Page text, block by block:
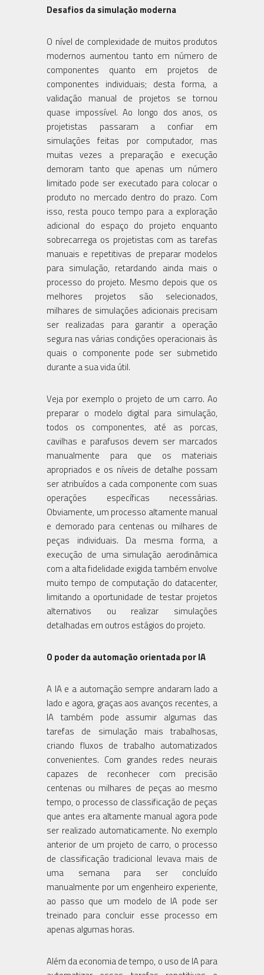
Desafios da simulação moderna
O nível de complexidade de muitos produtos
modernos aumentou tanto em número de
componentes quanto em projetos de
componentes individuais; desta forma, a
validação manual de projetos se tornou
quase impossível. Ao longo dos anos, os
projetistas passaram a confiar em
simulações feitas por computador, mas
muitas vezes a preparação e execução
demoram tanto que apenas um número
limitado pode ser executado para colocar o
produto no mercado dentro do prazo. Com
isso, resta pouco tempo para a exploração
adicional do espaço do projeto enquanto
sobrecarrega os projetistas com as tarefas
manuais e repetitivas de preparar modelos
para simulação, retardando ainda mais o
processo do projeto. Mesmo depois que os
melhores projetos são selecionados,
milhares de simulações adicionais precisam
ser realizadas para garantir a operação
segura nas várias condições operacionais às
quais o componente pode ser submetido
durante a sua vida útil.
Veja por exemplo o projeto de um carro. Ao
preparar o modelo digital para simulação,
todos os componentes, até as porcas,
cavilhas e parafusos devem ser marcados
manualmente para que os materiais
apropriados e os níveis de detalhe possam
ser atribuídos a cada componente com suas
operações específicas necessárias.
Obviamente, um processo altamente manual
e demorado para centenas ou milhares de
peças individuais. Da mesma forma, a
execução de uma simulação aerodinâmica
com a alta fidelidade exigida também envolve
muito tempo de computação do datacenter,
limitando a oportunidade de testar projetos
alternativos ou realizar simulações
detalhadas em outros estágios do projeto.
O poder da automação orientada por IA
A IA e a automação sempre andaram lado a
lado e agora, graças aos avanços recentes, a
IA também pode assumir algumas das
tarefas de simulação mais trabalhosas,
criando fluxos de trabalho automatizados
convenientes. Com grandes redes neurais
capazes de reconhecer com precisão
centenas ou milhares de peças ao mesmo
tempo, o processo de classificação de peças
que antes era altamente manual agora pode
ser realizado automaticamente. No exemplo
anterior de um projeto de carro, o processo
de classificação tradicional levava mais de
uma semana para ser concluído
manualmente por um engenheiro experiente,
ao passo que um modelo de IA pode ser
treinado para concluir esse processo em
apenas algumas horas.
Além da economia de tempo, o uso de IA para